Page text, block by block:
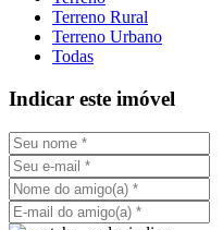
Terreno Rural
Terreno Urbano
Todas
Indicar este imóvel